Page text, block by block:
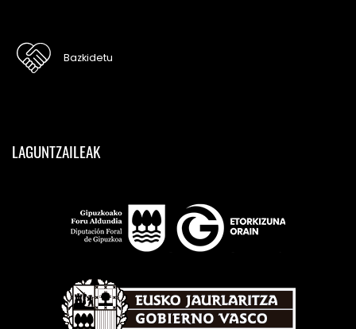
Bazkidetu
LAGUNTZAILEAK